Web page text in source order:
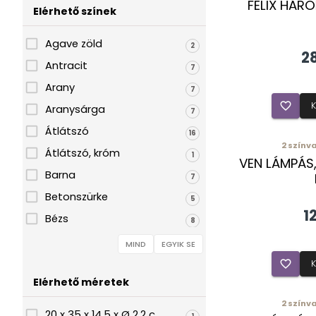
Elérhető színek
Agave zöld 2
Antracit 7
Arany 7
Aranysárga 7
Átlátszó 16
Átlátszó, króm 1
Barna 7
Betonszürke 5
Bézs 8
1
Ezüst
4
MIND EGYIK SE
Elérhető méretek
FELIX
favorite_border
2
VEN
favorite_border
2